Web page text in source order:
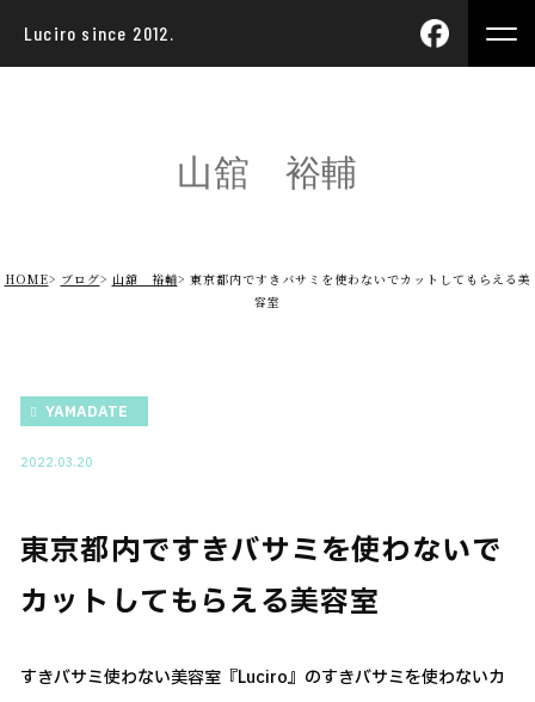
Luciro since 2012.
山舘 裕輔
HOME ブログ 山舘 裕輔
東京都内ですきバサミを使わないでカットしてもらえる美
容室
YAMADATE
2022.03.20
東京都内ですきバサミを使わないで
カットしてもらえる美容室
すきバサミ使わない美容室『Luciro』のすきバサミを使わないカ